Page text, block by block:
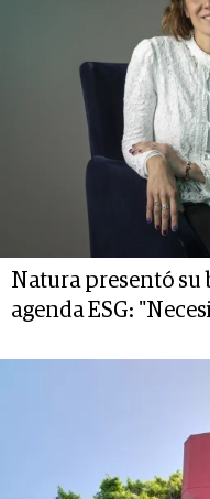
Natura presentó su
agenda ESG: